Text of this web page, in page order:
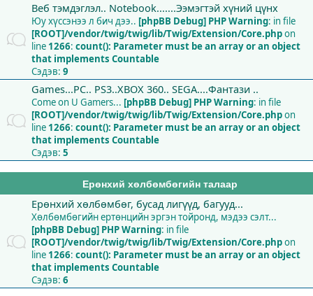
Веб тэмдэглэл.. Notebook.......Ээмэгтэй хүний цүнх
Юу хүссэнээ л бич дээ.. [phpBB Debug] PHP Warning: in file
[ROOT]/vendor/twig/twig/lib/Twig/Extension/Core.phpon
line 1266: count(): Parameter must be an array or an object
that implements Countable
Сэдэв: 9
Games...PC.. PS3..XBOX 360.. SEGA....Фантази ..
Come on U Gamers... [phpBB Debug] PHP Warning: in file
[ROOT]/vendor/twig/twig/lib/Twig/Extension/Core.phpon
line 1266: count(): Parameter must be an array or an object
that implements Countable
Сэдэв: 5
Ерөнхий хөлбөмбөгийн талаар
Ерөнхий хөлбөмбөг, бусад лигүүд, багууд...
Хөлбөмбөгийн ертөнцийн эргэн тойронд, мэдээ сэлт...
[phpBB Debug] PHP Warning: in file
[ROOT]/vendor/twig/twig/lib/Twig/Extension/Core.phpon
line 1266: count(): Parameter must be an array or an object
that implements Countable
Сэдэв: 6